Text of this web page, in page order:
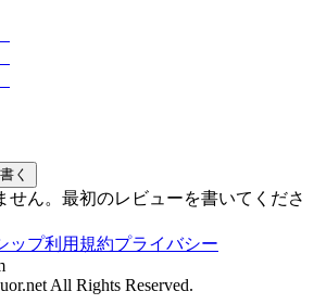
く
せん。最初のレビューを書いてくださ
ップ利用規約プライバシー
All Rights Reserved.